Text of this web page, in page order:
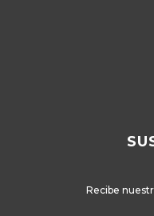
Recibe